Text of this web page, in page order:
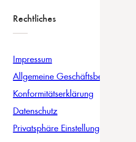
Rechtliches
Impressum
Allgemeine Geschäftsbedingungen
Konformitätserklärung
Datenschutz
Privatsphäre Einstellungen